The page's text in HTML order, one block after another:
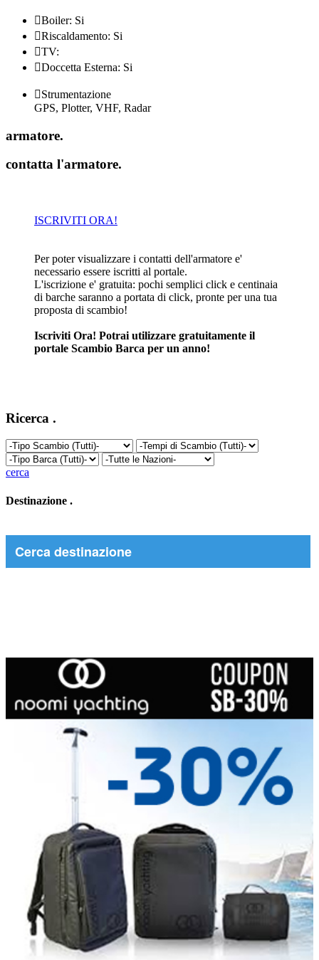
Boiler: Si
Riscaldamento: Si
TV:
Doccetta Esterna: Si
Strumentazione
GPS, Plotter, VHF, Radar
armatore.
contatta l'armatore.
ISCRIVITI ORA!
Per poter visualizzare i contatti dell'armatore e'
necessario essere iscritti al portale.
L'iscrizione e' gratuita: pochi semplici click e centinaia
di barche saranno a portata di click, pronte per una tua
proposta di scambio!
Iscriviti Ora! Potrai utilizzare gratuitamente il
portale Scambio Barca per un anno!
Ricerca .
cerca
Destinazione .